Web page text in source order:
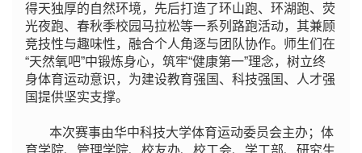
得天独厚的自然环境，先后打造了环山跑、环湖跑、荧
光夜跑、春秋季校园马拉松等一系列路跑活动，其兼顾
竞技性与趣味性，融合个人角逐与团队协作。师生们在
“天然氧吧”中锻炼身心，筑牢“健康第一”理念，树立终
身体育运动意识，为建设教育强国、科技强国、人才强
国提供坚实支撑。
本次赛事由华中科技大学体育运动委员会主办；体
育学院、管理学院、校友办、校工会、学工部、研究生